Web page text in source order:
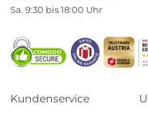
Sa. 9:30 bis 18:00 Uhr
Kundenservice